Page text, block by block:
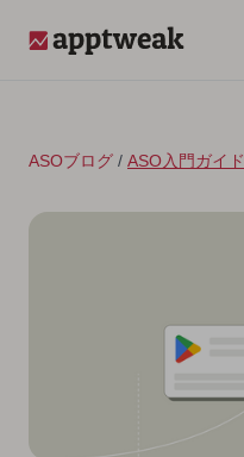
ASOブログ / ASO入門ガイド